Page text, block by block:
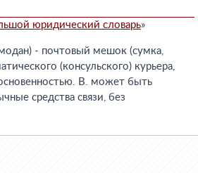
юридический словарь»
- почтовый мешок (сумка,
(консульского) курьера,
В. может быть
средства связи, без